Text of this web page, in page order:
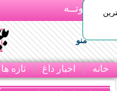
بـیتوتــه
منو
خانه اخبار داغ تازه ها